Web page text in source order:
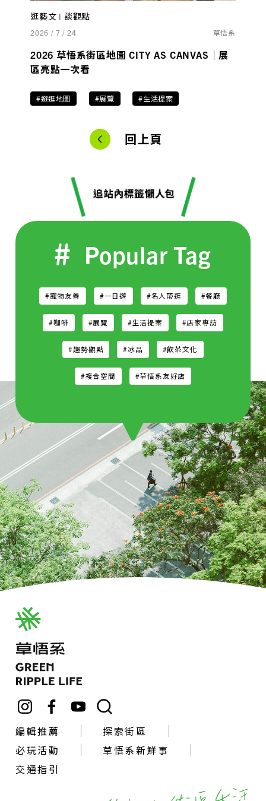
逛藝文 | 談觀點
2026 / 7 / 24 草悟系
2026 草悟系街區地圖 CITY AS CANVAS｜展
區亮點一次看
#遊逛地圖 #展覽 #生活提案
回上頁
Popular Tag
#寵物友善 #一日遊 #名人帶逛 #餐廳
#咖啡 #展覽 #生活提案 #店家專訪
#趨勢觀點 #冰品 #飲茶文化
#複合空間 #草悟系友好店
編輯推薦
探索街區
必玩活動
草悟系新鮮事
交通指引